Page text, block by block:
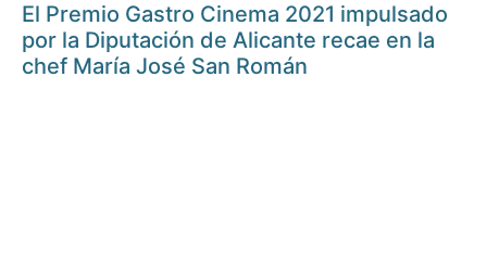
El Premio Gastro Cinema 2021 impulsado
por la Diputación de Alicante recae en la
chef María José San Román